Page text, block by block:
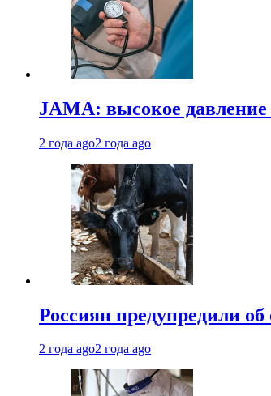
JAMA: высокое
2 года ago2 года ago
Россиян предупредили об
2 года ago2 года ago